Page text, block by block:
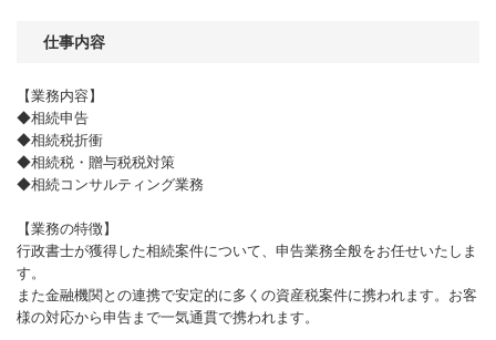
仕事内容
【業務内容】
◆相続申告
◆相続税折衝
◆相続税・贈与税税対策
◆相続コンサルティング業務
【業務の特徴】
行政書士が獲得した相続案件について、申告業務全般をお任せいたしま
す。
また金融機関との連携で安定的に多くの資産税案件に携われます。お客
様の対応から申告まで一気通貫で携われます。